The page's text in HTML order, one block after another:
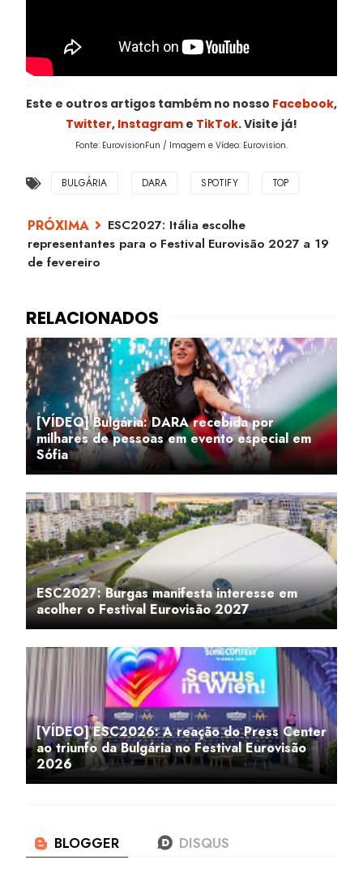
Este e outros artigos também no nosso Facebook,
Twitter, Instagram e TikTok. Visite já!
Fonte: EurovisionFun / Imagem e Vídeo: Eurovision.
BULGÁRIA DARA SPOTIFY TOP
ESC2027: Itália escolhe
representantes para o Festival Eurovisão 2027 a 19
de fevereiro
[VÍDEO] Bulgária: DARA recebida por
milhares de pessoas em evento especial em
Sófia
ESC2027: Burgas manifesta interesse em
acolher o Festival Eurovisão 2027
[VÍDEO] ESC2026: A reação do Press Center
ao triunfo da Bulgária no Festival Eurovisão
2026